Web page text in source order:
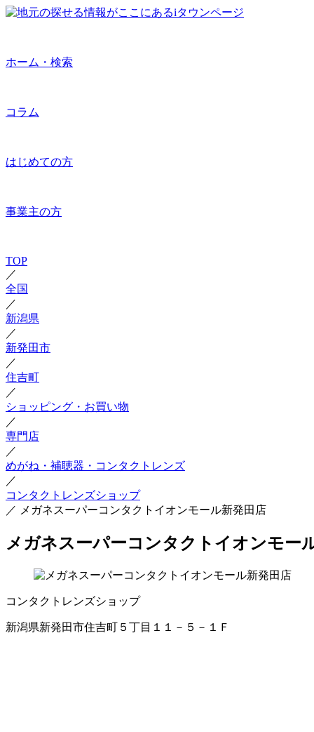
ホーム・検索
コラム
はじめての方
事業主の方
TOP
／
全国
／
新潟県
／
新発田市
／
住吉町
／
ショッピング・お買い物
／
専門店
／
めがね・補聴器・コンタクトレンズ
／
コンタクトレンズショップ
／ メガネスーパーコンタクトイオンモール新発田店
メガネスーパーコンタクトイオンモー
コンタクトレンズショップ
新潟県新発田市住吉町５丁目１１－５－１Ｆ